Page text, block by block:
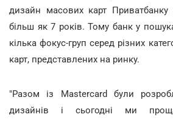
дизайн масових карт
більш як 7 років. Тому банк у
кілька фокус-груп серед різних
карт, представлених на ринку.
"Разом із Mastercard були
дизайнів і сьогодні ми